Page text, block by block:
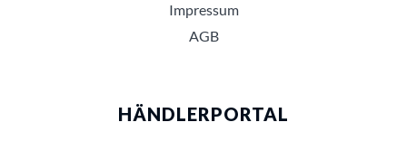
Impressum
AGB
HÄNDLERPORTAL